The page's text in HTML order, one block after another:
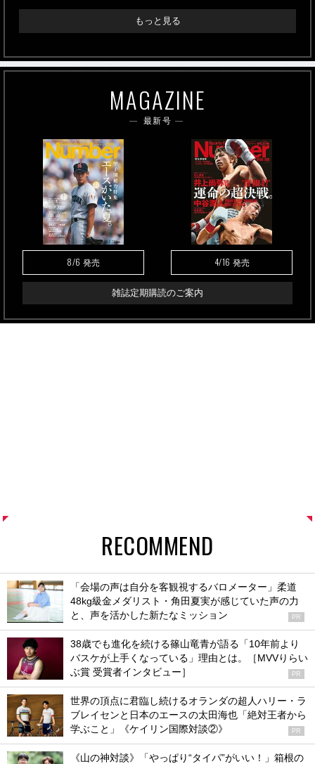
もっと見る
MAGAZINE
最新号
8/6 発売 4/16 発売
雑誌定期購読のご案内
RECOMMEND
「会場の声は自分を客観視するバロメーター」柔道
48kg級金メダリスト・角田夏実が感じていた声の力
と、声を活かした新たなミッション
PR
38歳でも進化を続ける篠山竜青が語る「10年前より
バスケが上手くなっている」理由とは。［MVVりらい
ぶ賞 受賞者インタビュー］
PR
世界の頂点に君臨し続けるオランダの超人ハリー・ラ
ブレイセンと日本のエースの太田海也「絶対王者から
学ぶこと」《ケイリン国際対談②》
PR
《山の神対談》「やっぱり“タイパ”がいい！」箱根の